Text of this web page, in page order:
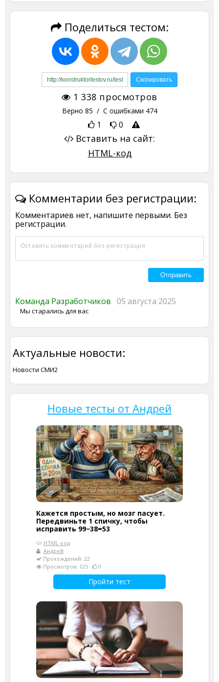
Поделиться тестом:
1 338 просмотров
Верно 85 / С ошибками 474
1 0
Вставить на сайт:
HTML-код
Комментарии без регистрации:
Комментариев нет, напишите первыми. Без
регистрации.
Команда Разработчиков 05 августа 2025
Мы старались для вас
Актуальные новости:
Новости СМИ2
Новые тесты от Андрей
Кажется простым, но мозг пасует.
Передвиньте 1 спичку, чтобы
исправить 99−38=53
HTML-код
Андрей
Прохождений: 22
Просмотров: 125
0
Пройти тест